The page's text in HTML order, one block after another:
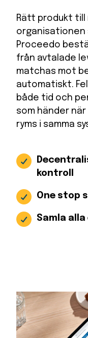
Rätt produkt till
organisationen
Proceedo
från avtalade
matchas mot
automatiskt.
både tid och
som händer
ryms i samma
kontroll
One stop
Samla